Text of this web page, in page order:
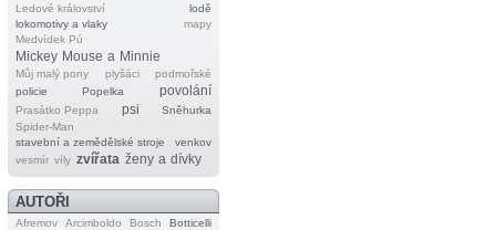
Ledové království
lodě
lokomotivy a vlaky
mapy
Medvídek Pú
Mickey Mouse a Minnie
Můj malý pony plyšáci
podmořské
policie
Popelka povolání
Prasátko Peppa psi
Sněhurka
Spider‐Man
stavební a zemědělské stroje
venkov
vesmír víly zvířata ženy a dívky
AUTOŘI
Afremov Arcimboldo Bosch
Botticelli